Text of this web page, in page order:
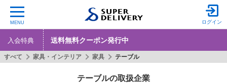
MENU ログイン
入会特典 送料無料クーポン発行中
テーブルの取扱企業
すべて 家具・インテリア 家具 テーブル